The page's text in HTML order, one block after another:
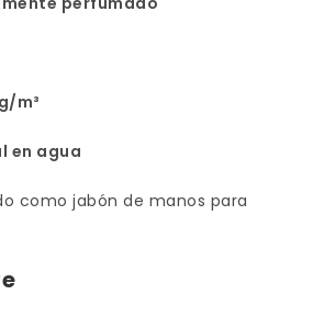
m³
en agua
como jabón de manos para